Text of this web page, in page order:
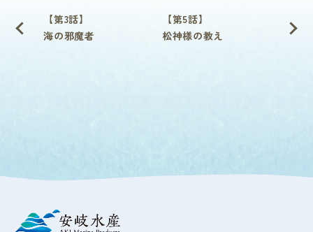
【第3話】
海の邪魔者
【第5話】
松神様の教え